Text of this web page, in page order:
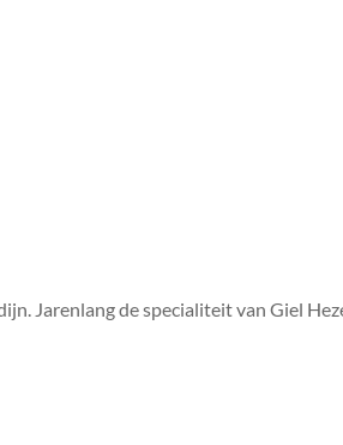
Jarenlang de specialiteit van Giel